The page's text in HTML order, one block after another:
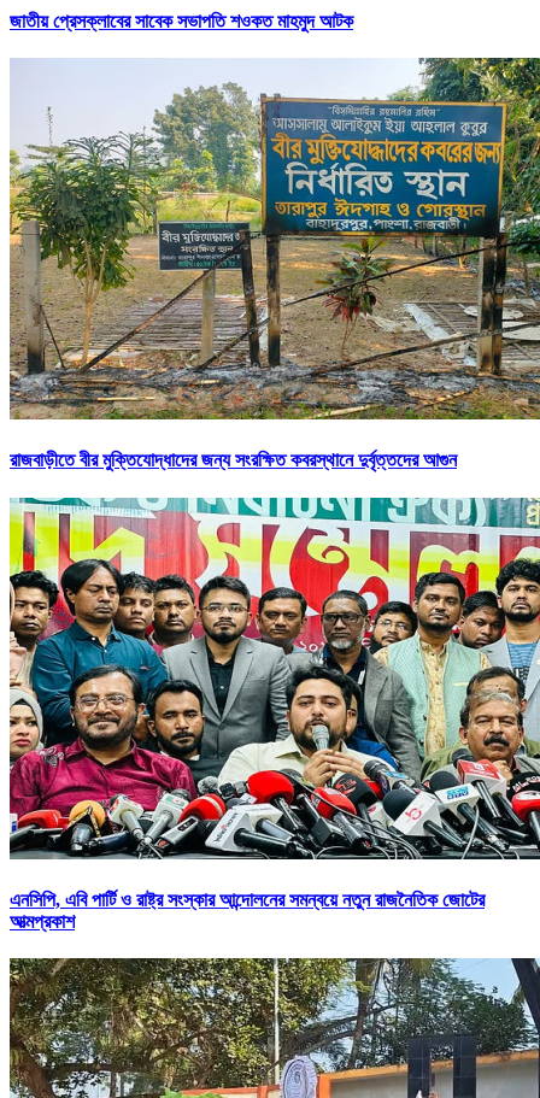
জাতীয় প্রেসক্লাবের সাবেক সভাপতি শওকত মাহমুদ আটক
রাজবাড়ীতে বীর মুক্তিযোদ্ধাদের জন্য সংরক্ষিত কবরস্থানে দুর্বৃত্তদের আগুন
এনসিপি, এবি পার্টি ও রাষ্ট্র সংস্কার আন্দোলনের সমন্বয়ে নতুন রাজনৈতিক জোটের
আত্মপ্রকাশ